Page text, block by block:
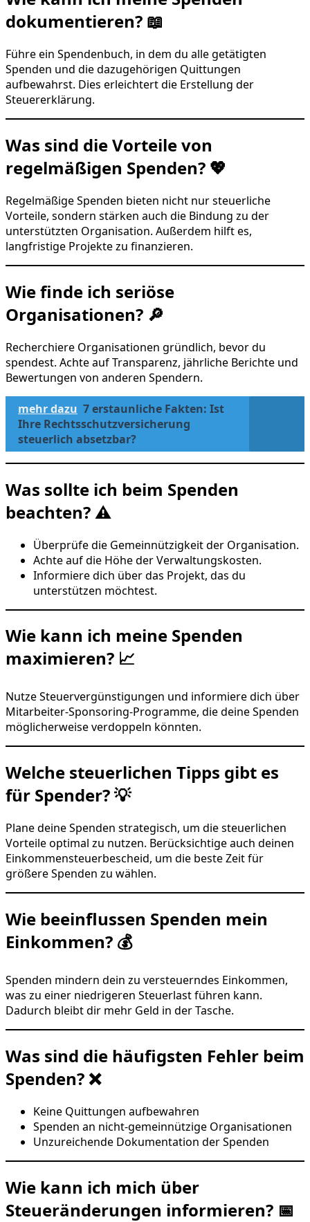
dokumentieren? 📖
Führe ein Spendenbuch, in dem du alle getätigten
Spenden und die dazugehörigen Quittungen
aufbewahrst. Dies erleichtert die Erstellung der
Steuererklärung.
Was sind die Vorteile von
regelmäßigen Spenden? 💖
Regelmäßige Spenden bieten nicht nur steuerliche
Vorteile, sondern stärken auch die Bindung zu der
unterstützten Organisation. Außerdem hilft es,
langfristige Projekte zu finanzieren.
Wie finde ich seriöse
Organisationen? 🔎
Recherchiere Organisationen gründlich, bevor du
spendest. Achte auf Transparenz, jährliche Berichte und
Bewertungen von anderen Spendern.
mehr dazu 7 erstaunliche Fakten: Ist
Ihre Rechtsschutzversicherung
steuerlich absetzbar?
Was sollte ich beim Spenden
beachten? ⚠️
Überprüfe die Gemeinnützigkeit der Organisation.
Achte auf die Höhe der Verwaltungskosten.
Informiere dich über das Projekt, das du
unterstützen möchtest.
Wie kann ich meine Spenden
maximieren? 📈
Nutze Steuervergünstigungen und informiere dich über
Mitarbeiter-Sponsoring-Programme, die deine Spenden
möglicherweise verdoppeln könnten.
Welche steuerlichen Tipps gibt es
für Spender? 💡
Plane deine Spenden strategisch, um die steuerlichen
Vorteile optimal zu nutzen. Berücksichtige auch deinen
Einkommensteuerbescheid, um die beste Zeit für
größere Spenden zu wählen.
Wie beeinflussen Spenden mein
Einkommen? 💰
Spenden mindern dein zu versteuerndes Einkommen,
was zu einer niedrigeren Steuerlast führen kann.
Dadurch bleibt dir mehr Geld in der Tasche.
Was sind die häufigsten Fehler beim
Spenden? ❌
Keine Quittungen aufbewahren
Spenden an nicht-gemeinnützige Organisationen
Unzureichende Dokumentation der Spenden
Wie kann ich mich über
Steueränderungen informieren? 📅